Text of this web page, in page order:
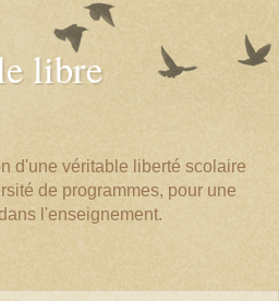
libre
d'une véritable liberté scolaire
de programmes, pour une
l'enseignement.